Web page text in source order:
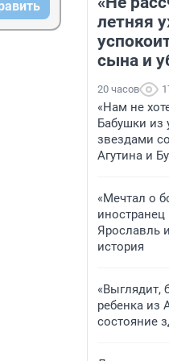
летняя
сына и
20 часов
«Нам не
Бабушки из
звездами
Агутина и
«Мечтал о
иностранец
Ярославль
история
«Выглядит,
ребенка из
состояние